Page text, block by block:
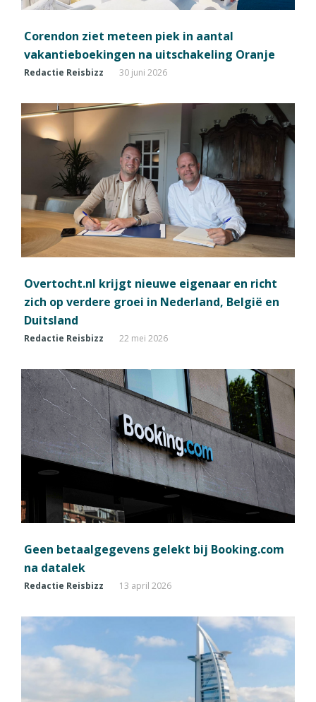
Corendon ziet meteen piek in aantal
vakantieboekingen na uitschakeling Oranje
Redactie Reisbizz 30 juni 2026
Overtocht.nl krijgt nieuwe eigenaar en richt
zich op verdere groei in Nederland, België en
Duitsland
Redactie Reisbizz 22 mei 2026
Geen betaalgegevens gelekt bij Booking.com
na datalek
Redactie Reisbizz 13 april 2026